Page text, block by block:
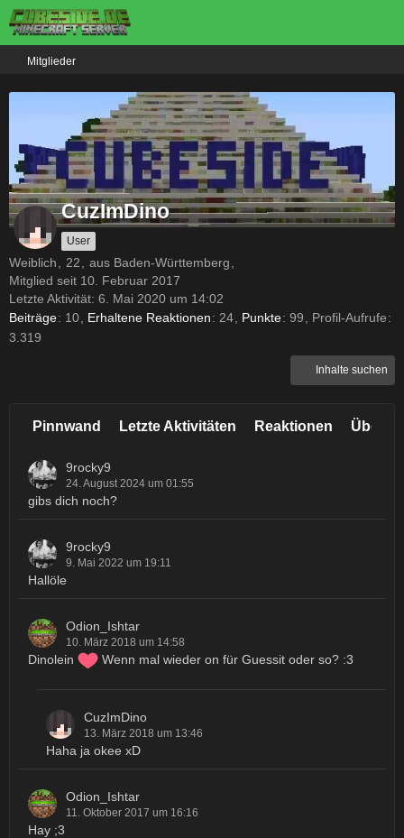
Mitglieder
CuzImDino
User
Weiblich 22
aus Baden-Württemberg
Mitglied seit 10. Februar 2017
Letzte Aktivität: 6. Mai 2020 um 14:02
Beiträge
10 Erhaltene Reaktionen 24 Punkte 99
Profil-Aufrufe
3.319
Inhalte suchen
Pinnwand Letzte Aktivitäten Reaktionen Über
9rocky9
24. August 2024 um 01:55
gibs dich noch?
9rocky9
9. Mai 2022 um 19:11
Hallöle
Odion_Ishtar
10. März 2018 um 14:58
Dinolein Wenn mal wieder on für Guessit oder so? :3
CuzImDino
13. März 2018 um 13:46
Haha ja okee xD
Odion_Ishtar
11. Oktober 2017 um 16:16
Hay ;3